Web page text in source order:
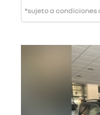
*sujeto a